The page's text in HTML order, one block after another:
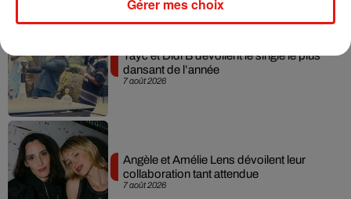
7 août 2026
Tayc et Didi B dévoilent le single le plus
dansant de l’année
7 août 2026
Angèle et Amélie Lens dévoilent leur
collaboration tant attendue
Gérer mes choix